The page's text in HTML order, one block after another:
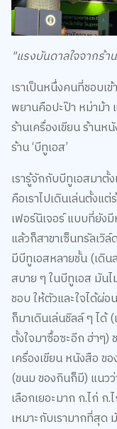
"แรงบันดาลใจจากร้
เราเป็นหนึ่งคนที่ชอบเ
พยานคือปะป๊า หม่าม้า
ร้านเครื่องเขียน ร้านห
ร้าน ‘บีทูเอส’
เรารู้จักกับบีทูเอสมาตั้
คือเราไปเดินเล่นตั้งแ
เฟอร์นิเจอร์ แบบที่ยัง
แล้วก็สาขาเซ็นทรัลเวิ
มีบีทูเอสหลายชั้น (เดิน
สบาย ๆ ในบีทูเอส มันไ
ชอบ ให้ตัวและใจได้ผ่
ก็มาเดินเล่นชิลล์ ๆ ได้
ตั้งใจมาซื้อซะอีก ฮ่าๆ)
เครื่องเขียน หนังสือ ข
(ขนม ของกินก็มี) แนว
เลือกเยอะมาก ก.ไก่ ก
เหมาะกับเรามากที่สุด